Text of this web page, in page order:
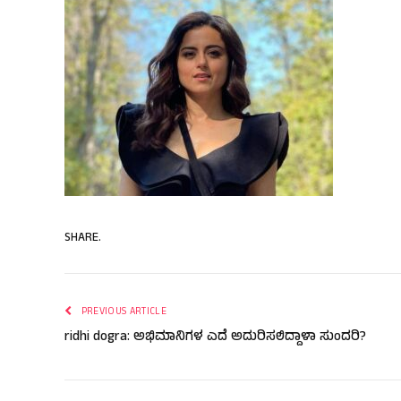
SHARE.
PREVIOUS ARTICLE
ridhi dogra: ಅಭಿಮಾನಿಗಳ ಎದೆ ಅದುರಿಸಲಿದ್ದಾಳಾ ಸುಂದರಿ?